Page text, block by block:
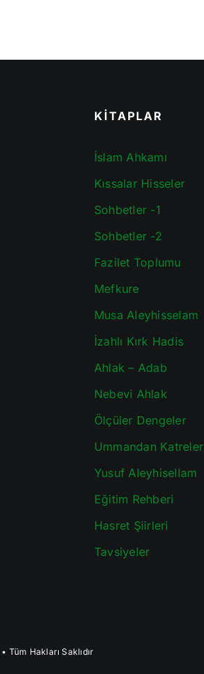
KİTAPLAR
İslam Ahkamı
Kıssalar Hisseler
Sohbetler -1
Sohbetler -2
Fazilet Toplumu
Mefkure
Musa Aleyhisselam
İzahlı Kırk Hadis
Ahlak – Adab
Nebevi Ahlak
Ölçüler Dengeler
Ummandan Katreler
Yusuf Aleyhisellam
Eğitim Rehberi
Hasret Şiirleri
Tavsiyeler
Tüm Hakları Saklıdır